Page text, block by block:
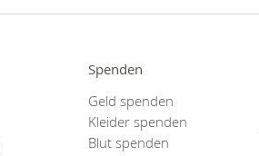
Spenden
Geld spenden
Kleider spenden
Blut spenden